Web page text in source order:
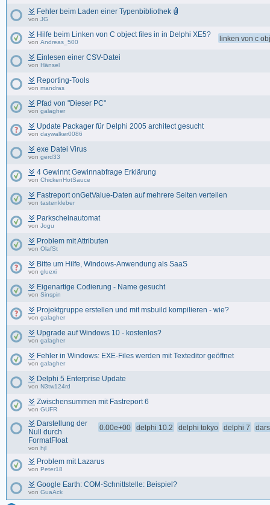
Fehler beim Laden einer Typenbibliothek
von JG
linken von c
Hilfe beim Linken von C object files in in Delphi XE5?
von Andreas_500
Einlesen einer CSV-Datei
von Hänsel
Reporting-Tools
von mandras
Pfad von "Dieser PC"
von galagher
Update Packager für Delphi 2005 architect gesucht
von daywalker0086
exe Datei Virus
von gerd33
4 Gewinnt Gewinnabfrage Erklärung
von ChickenHotSauce
Fastreport onGetValue-Daten auf mehrere Seiten verteilen
von tastenkleber
Parkscheinautomat
von Jogu
Problem mit Attributen
von OlafSt
Bitte um Hilfe, Windows-Anwendung als SaaS
von gluexi
Eigenartige Codierung - Name gesucht
von Sinspin
Projektgruppe erstellen und mit msbuild kompilieren - wie?
von galagher
Upgrade auf Windows 10 - kostenlos?
von galagher
Fehler in Windows: EXE-Files werden mit Texteditor geöffnet
von galagher
Delphi 5 Enterprise Update
von N3tw124rd
Zwischensummen mit Fastreport 6
von GUFR
0.00e+00 delphi 10.2 delphi tokyo delphi 7
Darstellung der
Null durch
FormatFloat
von hjl
Problem mit Lazarus
von Peter18
Google Earth: COM-Schnittstelle: Beispiel?
von GuaAck